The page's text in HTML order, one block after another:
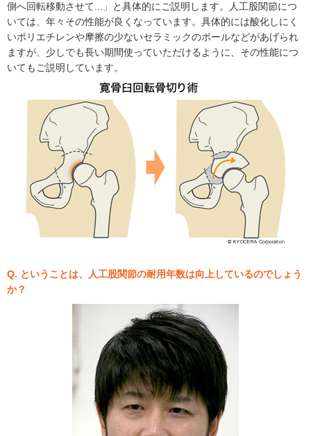
側へ回転移動させて...」と具体的にご説明します。人工股関節につ
いては、年々その性能が良くなっています。具体的には酸化しにく
いポリエチレンや摩擦の少ないセラミックのボールなどがあげられ
ますが、少しでも長い期間使っていただけるように、その性能につ
いてもご説明しています。
Q. ということは、人工股関節の耐用年数は向上しているのでしょう
か？